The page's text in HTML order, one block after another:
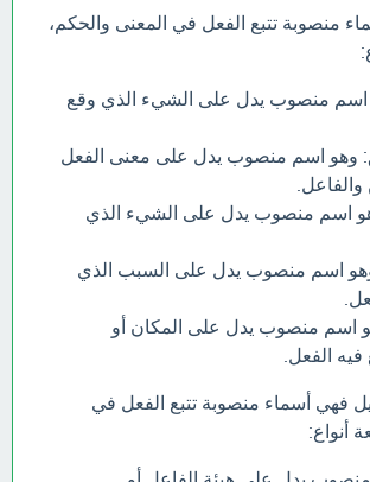
منصوبة تتبع الفعل في المعنى والحكم،
اسم منصوب يدل على الشيء الذي وقع
وهو اسم منصوب يدل على معنى الفعل
اسم منصوب يدل على الشيء الذي
وهو اسم منصوب يدل على السبب الذي
اسم منصوب يدل على المكان أو
الفعل.
فهي أسماء منصوبة تتبع الفعل في
أنواع: